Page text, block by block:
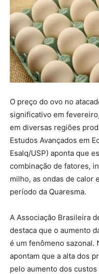
O preço do ovo no
significativo em
em diversas regiões
Estudos Avançados em
Esalq/USP) aponta que
combinação de fatores,
milho, as ondas de calor
período da Quaresma.
A Associação Brasileira
destaca que o aumento
é um fenômeno sazonal.
apontam que a alta dos
pelo aumento dos